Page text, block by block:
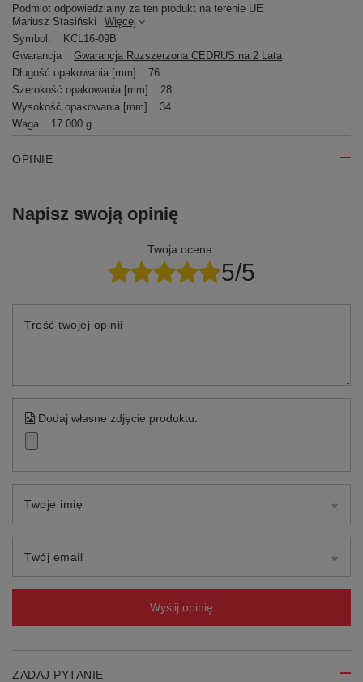
Podmiot odpowiedzialny za ten produkt na terenie UE
Mariusz Stasiński
Więcej
Symbol:
KCL16-09B
Gwarancja
Gwarancja Rozszerzona CEDRUS na 2 Lata
Długość opakowania [mm]
76
Szerokość opakowania [mm]
28
Wysokość opakowania [mm]
34
Waga
17.000 g
OPINIE
Napisz swoją opinię
Twoja ocena:
5/5
Treść twojej opinii
Dodaj własne zdjęcie produktu:
Twoje imię
Twój email
Wyślij opinię
ZADAJ PYTANIE